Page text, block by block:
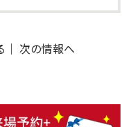
｜ 次の情報へ